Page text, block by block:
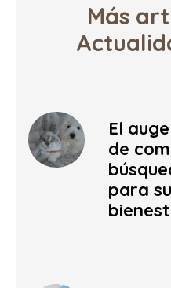
Más
El
de
para